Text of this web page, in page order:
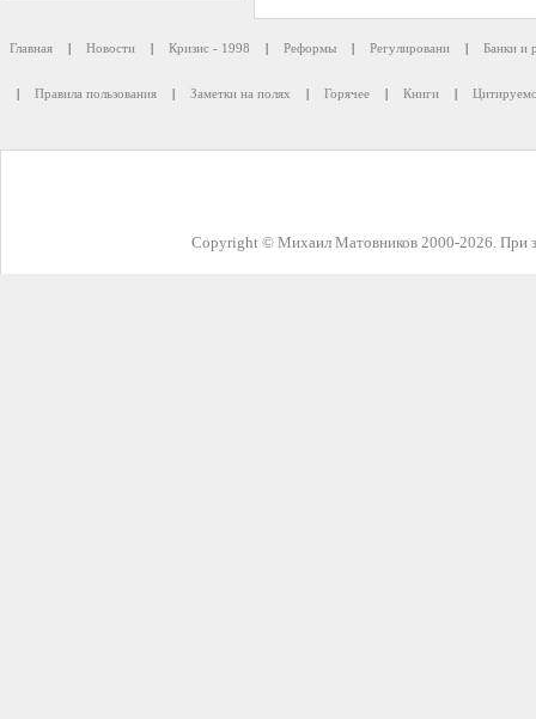
Главная | Новости | Кризис - 1998 | Реформы | Регулировани | Банки и
| Правила пользования | Заметки на полях | Горячее | Книги |
Copyright © Михаил Матовников 2000-2026. При